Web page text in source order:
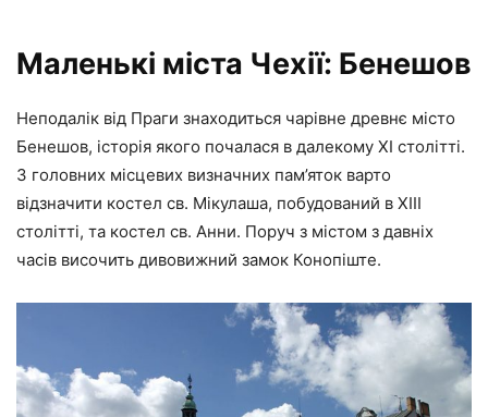
Маленькі міста Чехії: Бенешов
Неподалік від Праги знаходиться чарівне древнє місто
Бенешов, історія якого почалася в далекому XI столітті.
З головних місцевих визначних пам’яток варто
відзначити костел св. Мікулаша, побудований в XIII
столітті, та костел св. Анни. Поруч з містом з давніх
часів височить дивовижний замок Конопіште.